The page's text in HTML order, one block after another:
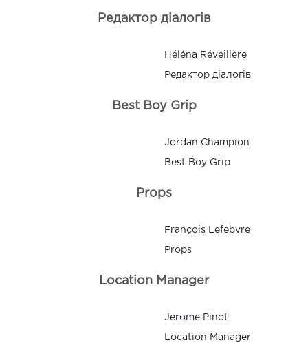
Редактор діалогів
Héléna Réveillère
Редактор діалогів
Best Boy Grip
Jordan Champion
Best Boy Grip
Props
François Lefebvre
Props
Location Manager
Jerome Pinot
Location Manager